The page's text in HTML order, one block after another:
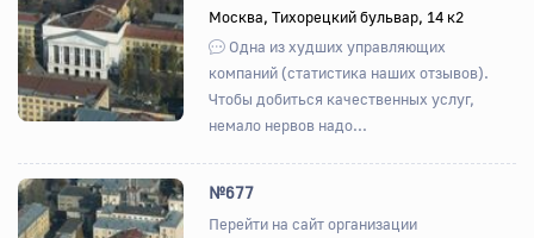
Назад ВпередМосква, Тихорецкий бульвар, 14 к2
Одна из худших управляющих
компаний (статистика наших отзывов).
Чтобы добиться качественных услуг,
немало нервов надо...
№677
Перейти на сайт организации